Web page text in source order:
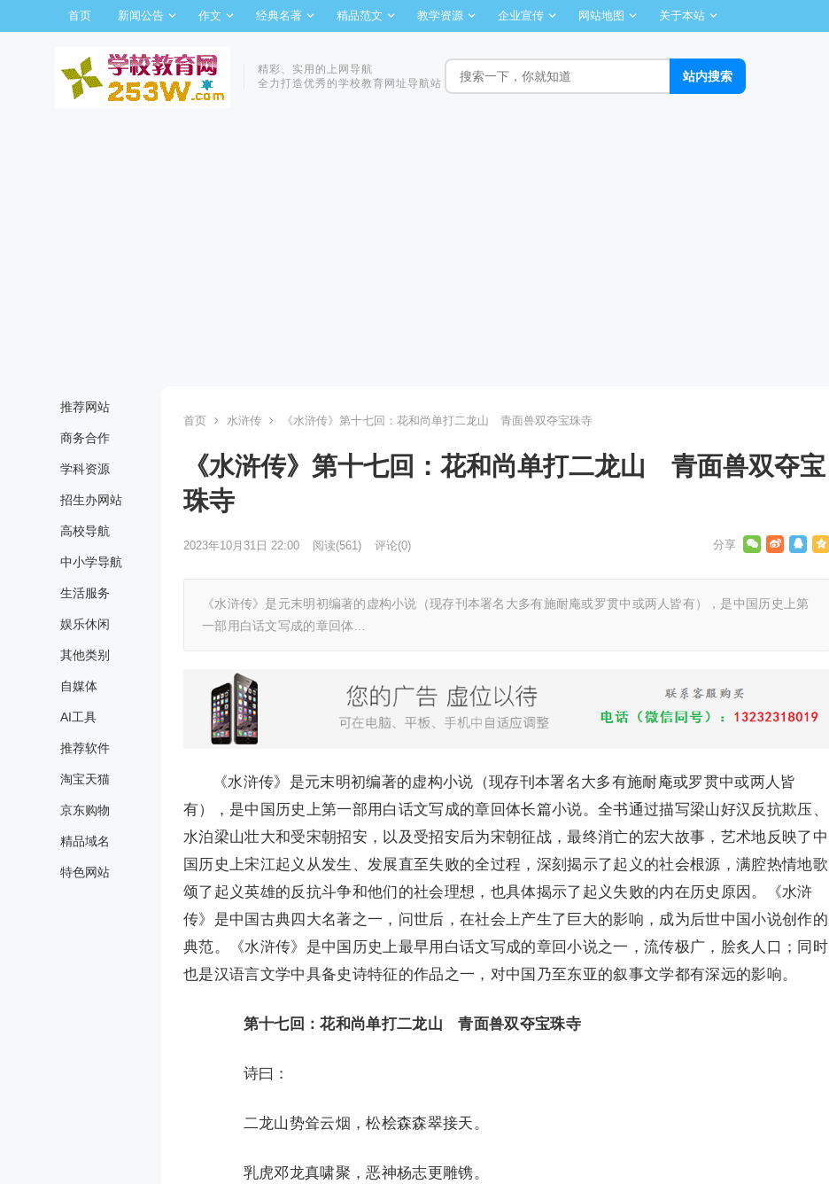
首页 新闻公告 作文 经典名著 精品范文 教学资源 企业宣传 网站地图 关于本站
精彩、实用的上网导航
全力打造优秀的学校教育网址导航站
推荐网站
商务合作
学科资源
招生办网站
高校导航
中小学导航
生活服务
娱乐休闲
其他类别
自媒体
AI工具
推荐软件
淘宝天猫
京东购物
精品域名
特色网站
首页 水浒传 《水浒传》第十七回：花和尚单打二龙山 青面兽双夺宝珠寺
《水浒传》第十七回：花和尚单打二龙山 青面兽双夺宝
珠寺
2023年10月31日 22:00 阅读(561) 评论(0)
《水浒传》是元末明初编著的虚构小说（现存刊本署名大多有施耐庵或罗贯中或两人皆有），是中国历史上第
一部用白话文写成的章回体…
《水浒传》是元末明初编著的虚构小说（现存刊本署名大多有施耐庵或罗贯中或两人皆
有），是中国历史上第一部用白话文写成的章回体长篇小说。全书通过描写梁山好汉反抗欺压、
水泊梁山壮大和受宋朝招安，以及受招安后为宋朝征战，最终消亡的宏大故事，艺术地反映了中
国历史上宋江起义从发生、发展直至失败的全过程，深刻揭示了起义的社会根源，满腔热情地歌
颂了起义英雄的反抗斗争和他们的社会理想，也具体揭示了起义失败的内在历史原因。《水浒
传》是中国古典四大名著之一，问世后，在社会上产生了巨大的影响，成为后世中国小说创作的
典范。《水浒传》是中国历史上最早用白话文写成的章回小说之一，流传极广，脍炙人口；同时
也是汉语言文学中具备史诗特征的作品之一，对中国乃至东亚的叙事文学都有深远的影响。
第十七回：花和尚单打二龙山 青面兽双夺宝珠寺
诗曰：
二龙山势耸云烟，松桧森森翠接天。
乳虎邓龙真啸聚，恶神杨志更雕镌。